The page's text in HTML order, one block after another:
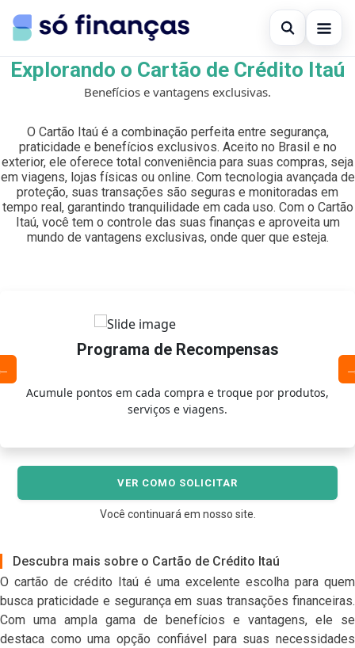
Open
Cartões de crédito
Investimentos
Search for:
Press Enter to search or ESC to close.
Explorando o Cartão de Crédito Itaú
Benefícios e vantagens exclusivas.
O Cartão Itaú é a combinação perfeita entre segurança,
praticidade e benefícios exclusivos. Aceito no Brasil e no
exterior, ele oferece total conveniência para suas compras, seja
em viagens, lojas físicas ou online. Com tecnologia avançada de
proteção, suas transações são seguras e monitoradas em
tempo real, garantindo tranquilidade em cada uso. Com o Cartão
Itaú, você tem o controle das suas finanças e aproveita um
mundo de vantagens exclusivas, onde quer que esteja.
Programa de Recompensas
Acumule pontos em cada compra e troque por produtos,
serviços e viagens.
VER COMO SOLICITAR
Você continuará em nosso site.
Descubra mais sobre o Cartão de Crédito Itaú
O cartão de crédito Itaú é uma excelente escolha para quem
busca praticidade e segurança em suas transações financeiras.
Com uma ampla gama de benefícios e vantagens, ele se
destaca como uma opção confiável para suas necessidades